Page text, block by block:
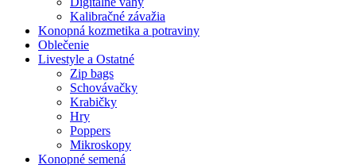
Kalibračné závažia
Konopná kozmetika a potraviny
Oblečenie
Livestyle a Ostatné
Zip bags
Schovávačky
Krabičky
Hry
Poppers
Mikroskopy
Konopné semená